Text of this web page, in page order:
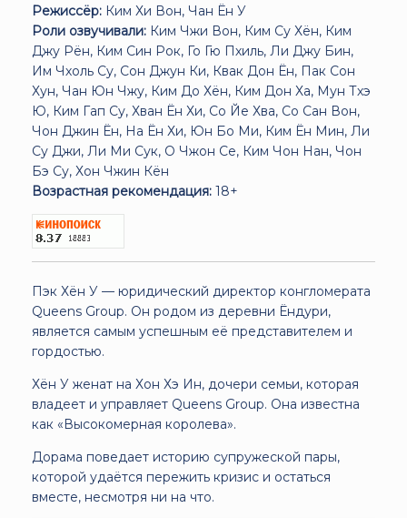
Режиссёр: Ким Хи Вон, Чан Ён У
Роли озвучивали: Ким Чжи Вон, Ким Су Хён, Ким
Джу Рён, Ким Син Рок, Го Гю Пхиль, Ли Джу Бин,
Им Чхоль Су, Сон Джун Ки, Квак Дон Ён, Пак Сон
Хун, Чан Юн Чжу, Ким До Хён, Ким Дон Ха, Мун Тхэ
Ю, Ким Гап Су, Хван Ён Хи, Со Йе Хва, Со Сан Вон,
Чон Джин Ён, На Ён Хи, Юн Бо Ми, Ким Ён Мин, Ли
Су Джи, Ли Ми Сук, О Чжон Се, Ким Чон Нан, Чон
Бэ Су, Хон Чжин Кён
Возрастная рекомендация: 18+
Пэк Хён У — юридический директор конгломерата
Queens Group. Он родом из деревни Ёндури,
является самым успешным её представителем и
гордостью.
Хён У женат на Хон Хэ Ин, дочери семьи, которая
владеет и управляет Queens Group. Она известна
как «Высокомерная королева».
Дорама поведает историю супружеской пары,
которой удаётся пережить кризис и остаться
вместе, несмотря ни на что.